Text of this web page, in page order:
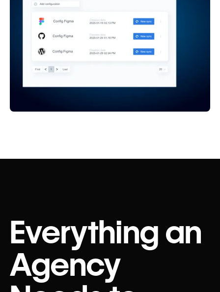
Everything an
Agency